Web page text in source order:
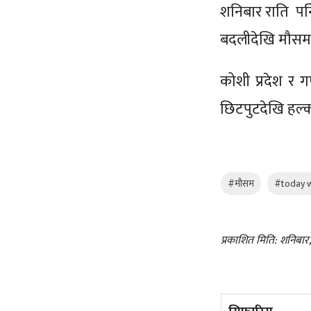
शनिबार राति
बदलीदेखि
कोशी प्रदेश र
छिटपुटदेखि
#मौसम #today
प्रकाशित मिति: